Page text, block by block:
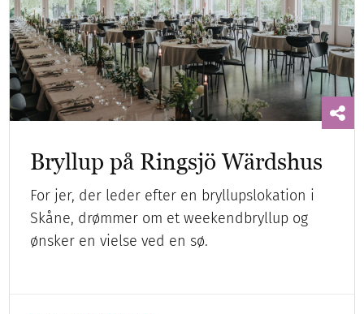
Bryllup på Ringsjö Wärdshus
For jer, der leder efter en bryllupslokation i
Skåne, drømmer om et weekendbryllup og
ønsker en vielse ved en sø.